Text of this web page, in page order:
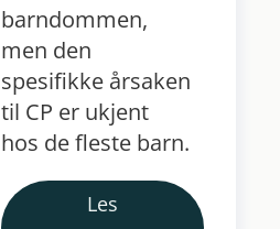
barndommen,
men den
spesifikke årsaken
til CP er ukjent
hos de fleste barn.
Les